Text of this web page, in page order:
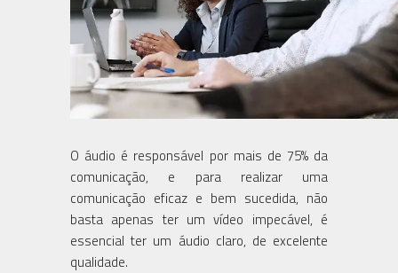
O áudio é responsável por mais de 75% da
comunicação, e para realizar uma
comunicação eficaz e bem sucedida, não
basta apenas ter um vídeo impecável, é
essencial ter um áudio claro, de excelente
qualidade.